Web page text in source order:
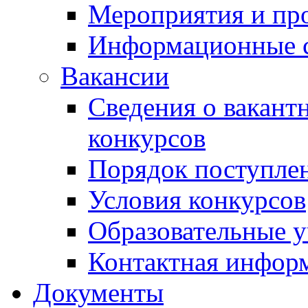
Мероприятия и
Информационные
Вакансии
Сведения о
конкурсов
Порядок
Условия конкурсов
Образовательные
Контактная
Документы